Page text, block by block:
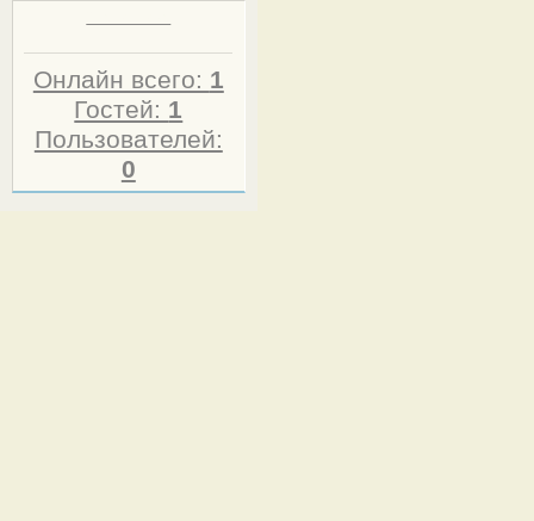
Онлайн всего: 1
Гостей: 1
Пользователей:
0